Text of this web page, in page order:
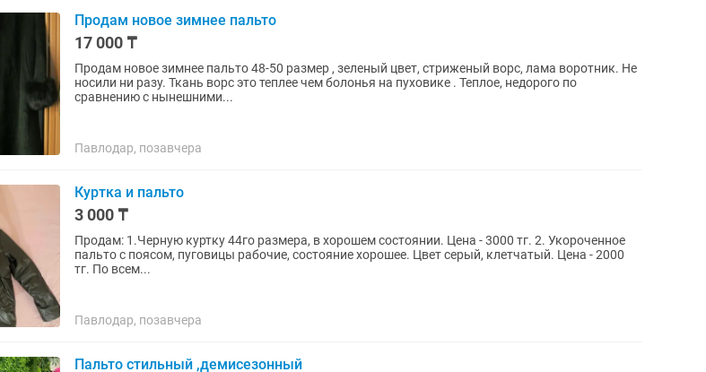
Прoдам новое зимнее пальто
17 000 ₸
Продам новое зимнее пальто 48-50 размер , зеленый цвет, стриженый ворс, лама воротник. Не
носили ни разу. Ткань ворс это теплее чем болонья на пуховике . Теплое, недорого по
сравнению с нынешними...
Павлодар, позавчера
Куртка и пальто
3 000 ₸
Продам: 1.Черную куртку 44го размера, в хорошем состоянии. Цена - 3000 тг. 2. Укороченное
пальто с поясом, пуговицы рабочие, состояние хорошее. Цвет серый, клетчатый. Цена - 2000
тг. По всем...
Павлодар, позавчера
Пальто стильный ,демисезонный